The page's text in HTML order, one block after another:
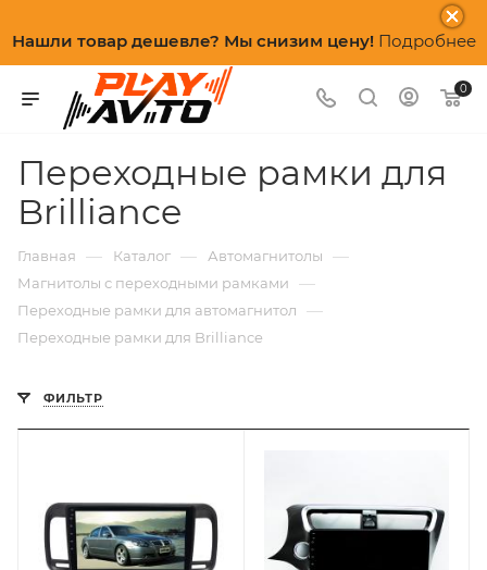
Нашли товар дешевле? Мы снизим цену! Подробнее
0
Переходные рамки для
Brilliance
Главная — Каталог — Автомагнитолы —
Магнитолы с переходными рамками —
Переходные рамки для автомагнитол —
Переходные рамки для Brilliance
ФИЛЬТР